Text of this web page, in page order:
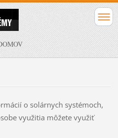
o solárnych systémoch,
využitia môžete využiť